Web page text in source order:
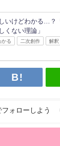
いけどわかる…？
くない理論」
かる 二次創作 解釈
ォローしよう